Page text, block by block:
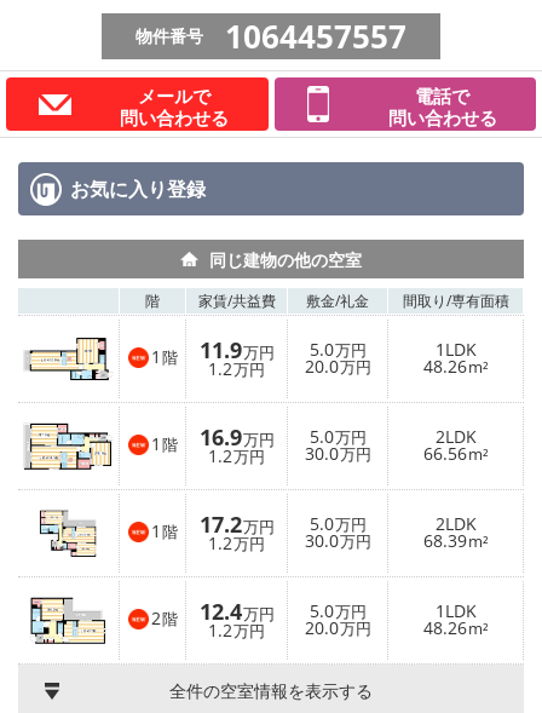
物件番号 1064457557
メールで
問い合わせる
電話で
問い合わせる
お気に入り登録
同じ建物の他の空室
階 家賃/共益費 敷金/礼金 間取り/専有面積
1 階 11.9万円
1.2万円
5.0万円
20.0万円
1LDK
48.26m²
1 階 16.9万円
1.2万円
5.0万円
30.0万円
2LDK
66.56m²
1 階 17.2万円
1.2万円
5.0万円
30.0万円
2LDK
68.39m²
2階 12.4万円
1.2万円
5.0万円
20.0万円
1LDK
48.26m²
全件の空室情報を表示する